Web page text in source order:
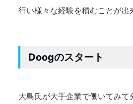
行い様々な経験を積むことが出
Doogのスタート
大島氏が大手企業で働いてみて